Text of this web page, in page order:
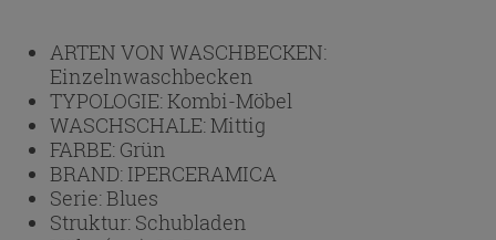
ARTEN VON WASCHBECKEN:
Einzelnwaschbecken
TYPOLOGIE:Kombi-Möbel
WASCHSCHALE:Mittig
FARBE: Grün
BRAND: IPERCERAMICA
Serie:Blues
Struktur: Schubladen